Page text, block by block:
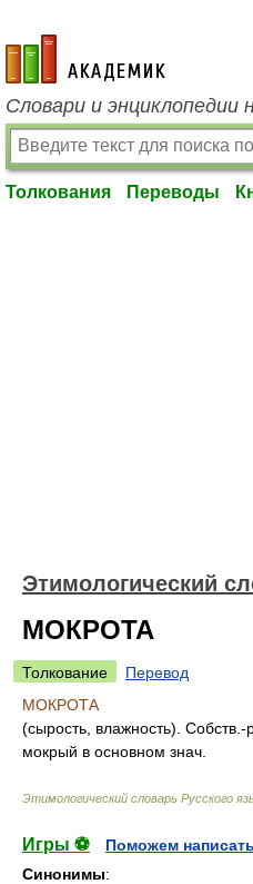
academic.ru
Словари и энциклопедии
Толкования Переводы
Этимологический
МОКРОТА
Толкование
Перевод
МОКРОТА
(сырость, влажность). Собств.-
мокрый в основном знач.
Этимологический словарь Русского
Игры ⚽
Поможем
Синонимы: